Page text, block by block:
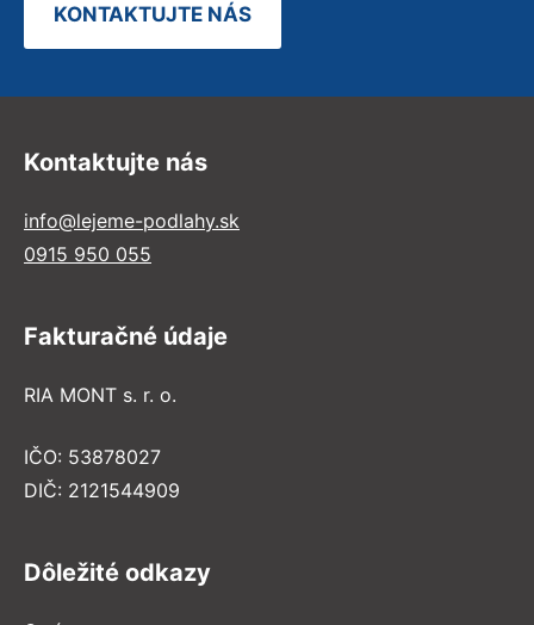
KONTAKTUJTE NÁS
Kontaktujte nás
info@lejeme-podlahy.sk
0915 950 055
Fakturačné údaje
RIA MONT s. r. o.
IČO: 53878027
DIČ: 2121544909
Dôležité odkazy